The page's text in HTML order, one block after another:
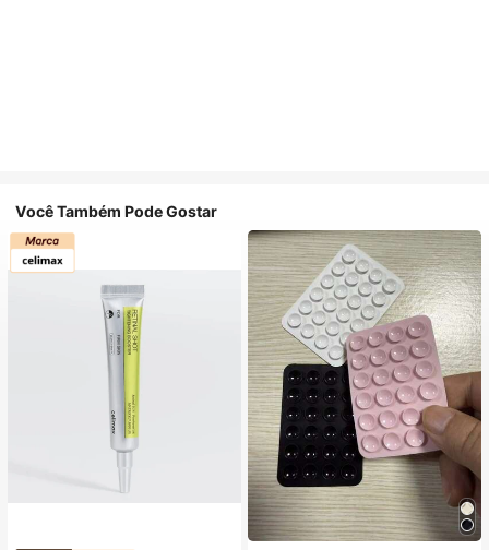
Você Também Pode Gostar